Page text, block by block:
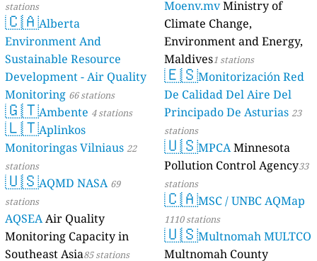
stations
🇨🇦Alberta
Environment And
Sustainable Resource
Development - Air Quality
Monitoring 66 stations
🇬🇹Ambente 4 stations
🇱🇹Aplinkos
Monitoringas Vilniaus 22
stations
🇺🇸AQMD NASA 69
stations
AQSEAAir Quality
Monitoring Capacity in
Southeast Asia85 stations
Moenv.mvMinistry of
Climate Change,
Environment and Energy,
Maldives1 stations
🇪🇸Monitorización Red
De Calidad Del Aire Del
Principado De Asturias 23
stations
🇺🇸MPCAMinnesota
Pollution Control Agency33
stations
🇨🇦MSC / UNBC AQMap
1110 stations
🇺🇸Multnomah MULTCO
Multnomah County